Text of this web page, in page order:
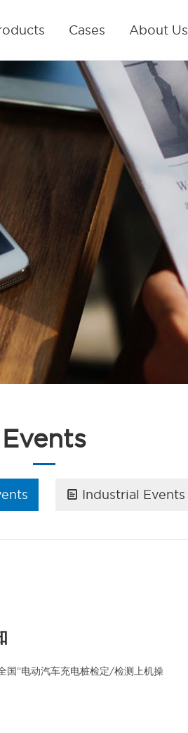
Cases About Us
Events
 Industrial Events
“电动汽车充电桩检定/检测上机操